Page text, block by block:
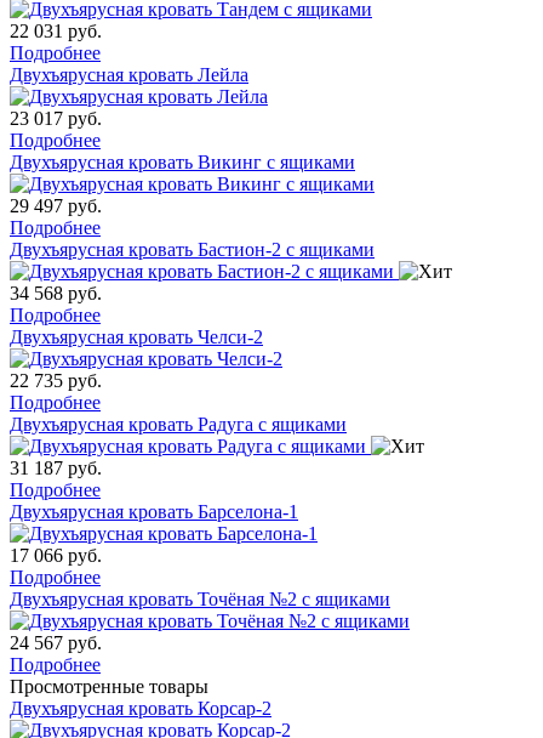
22 031 руб.
Подробнее
Двухъярусная кровать Лейла
23 017 руб.
Подробнее
Двухъярусная кровать Викинг с ящиками
29 497 руб.
Подробнее
Двухъярусная кровать Бастион-2 с ящиками
34 568 руб.
Подробнее
Двухъярусная кровать Челси-2
22 735 руб.
Подробнее
Двухъярусная кровать Радуга с ящиками
31 187 руб.
Подробнее
Двухъярусная кровать Барселона-1
17 066 руб.
Подробнее
Двухъярусная кровать Точёная №2 с ящиками
24 567 руб.
Подробнее
Просмотренные товары
Двухъярусная кровать Корсар-2